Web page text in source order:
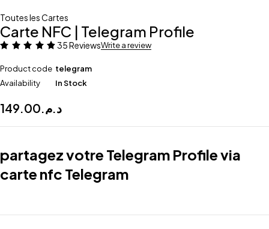
Toutes les Cartes
Carte NFC | Telegram Profile
35 ReviewsWrite a review
Product code telegram
Availability
In Stock
د.م.149.00
partagez votre Telegram Profile via
carte nfc Telegram